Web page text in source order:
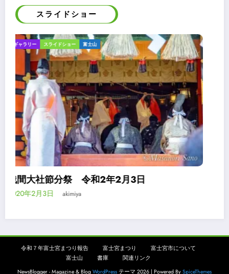
スライドショー
スライドショー 富士山 案内
浅間大社境内の富士山ビューポイント
2020年1月25日
令和７年富士宮まつり報告 富士宮まつり
富士宮市について
富士山
書庫
関連リンク
NewsBlogger - Magazine & Blog WordPress テーマ 2026 | Powered By SpiceThemes